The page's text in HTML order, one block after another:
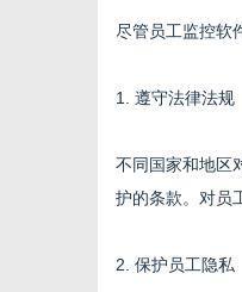
尽管员工监控软
1. 遵守法律法规
不同国家和地区
护的条款。对员
2. 保护员工隐私